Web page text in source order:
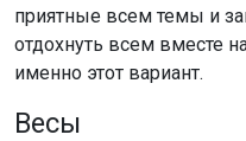
приятные всем темы и
отдохнуть всем вместе
именно этот вариант.
Весы